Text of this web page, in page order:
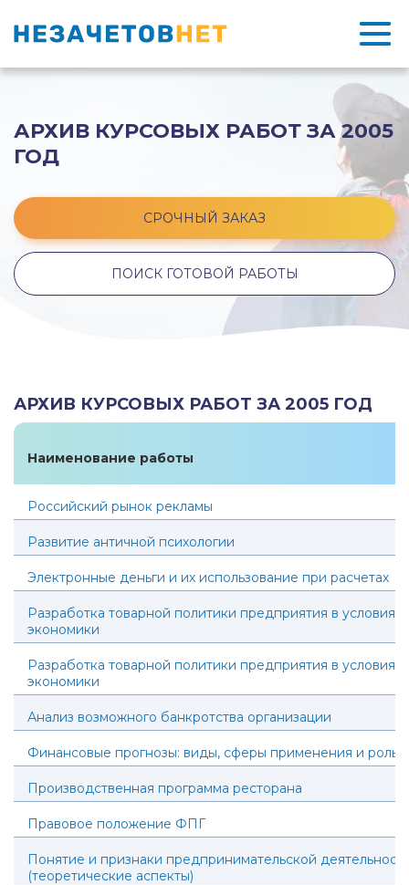
АРХИВ КУРСОВЫХ РАБОТ ЗА 2005
ГОД
СРОЧНЫЙ ЗАКАЗ
ПОИСК ГОТОВОЙ РАБОТЫ
АРХИВ КУРСОВЫХ РАБОТ ЗА 2005 ГОД
Наименование работы
Российский рынок рекламы
Развитие античной психологии
Электронные деньги и их использование при расчетах
Разработка товарной политики предприятия в
экономики
Разработка товарной политики предприятия в
экономики
Анализ возможного банкротства организации
Финансовые прогнозы: виды, сферы применения и роль
Производственная программа ресторана
Правовое положение ФПГ
Понятие и признаки предпринимательской
(теоретические аспекты)